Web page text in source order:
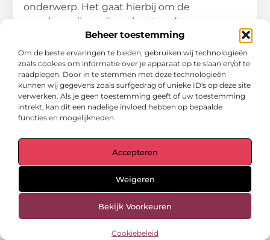
Beheer toestemming
Om de beste ervaringen te bieden, gebruiken wij technologieën
zoals cookies om informatie over je apparaat op te slaan en/of te
raadplegen. Door in te stemmen met deze technologieën
kunnen wij gegevens zoals surfgedrag of unieke ID's op deze site
verwerken. Als je geen toestemming geeft of uw toestemming
intrekt, kan dit een nadelige invloed hebben op bepaalde
functies en mogelijkheden.
Accepteren
Weigeren
Bekijk Voorkeuren
Cookiebeleid
onderwerp. Het gaat hierbij om de
verrekenprijzen die gehanteerd
Financieel